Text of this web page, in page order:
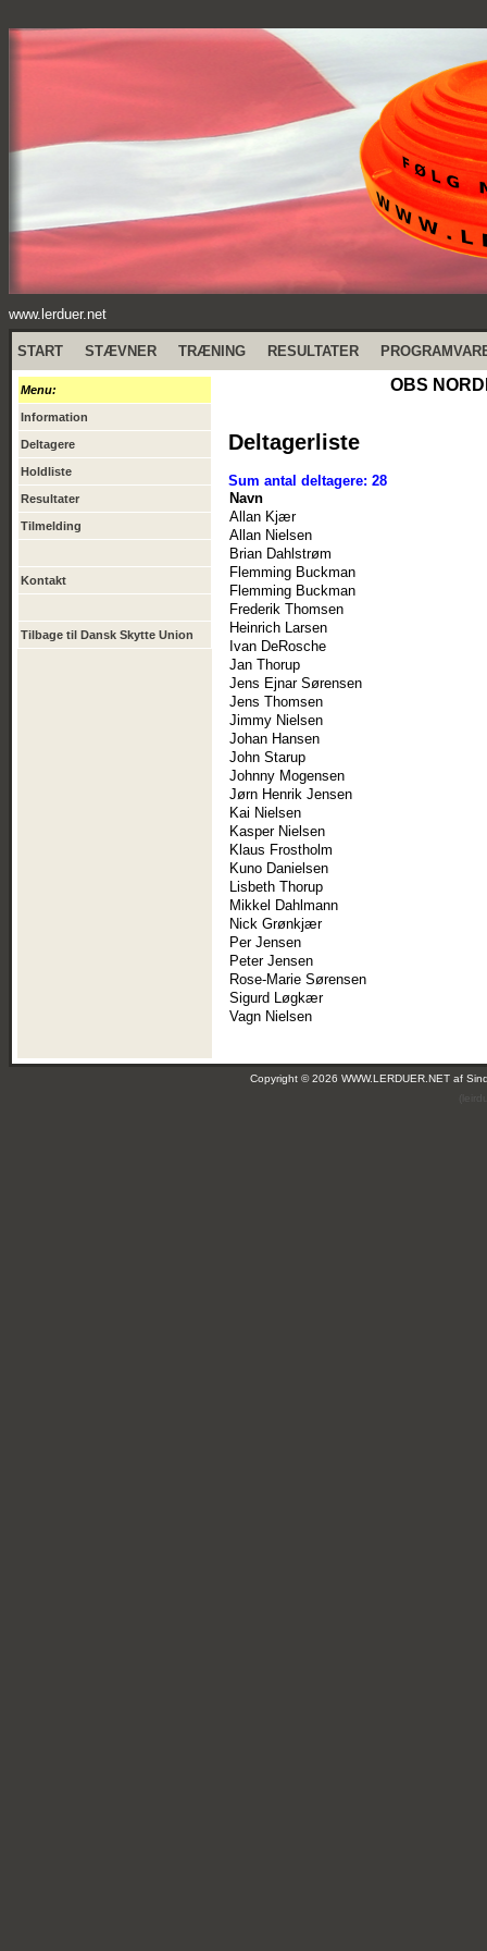
www.lerduer.net
START STÆVNER TRÆNING RESULTATER
Menu:
Information
Deltagere
Holdliste
Resultater
Tilmelding
Kontakt
Tilbage til Dansk Skytte Union
OBS
Deltagerliste
Sum antal deltagere: 28
Navn
Allan Kjær
Allan Nielsen
Brian Dahlstrøm
Flemming Buckman
Flemming Buckman
Frederik Thomsen
Heinrich Larsen
Ivan DeRosche
Jan Thorup
Jens Ejnar Sørensen
Jens Thomsen
Jimmy Nielsen
Johan Hansen
John Starup
Johnny Mogensen
Jørn Henrik Jensen
Kai Nielsen
Kasper Nielsen
Klaus Frostholm
Kuno Danielsen
Lisbeth Thorup
Mikkel Dahlmann
Nick Grønkjær
Per Jensen
Peter Jensen
Rose-Marie Sørensen
Sigurd Løgkær
Vagn Nielsen
Copyright © 2026 WWW.LERDUER.NET af